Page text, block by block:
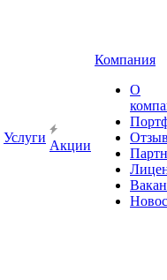
Услуги
Акции
Компания
О